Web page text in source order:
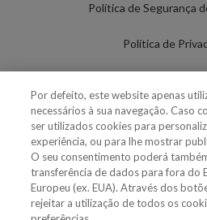
Política de Segurança
Política de
Política de
Definições de
Uso Fraudulento
Por defeito, este website apenas
necessários à sua navegação. Caso
ser utilizados cookies para
experiência, ou para lhe mostrar
O seu consentimento poderá
transferência de dados para fora do
Europeu (ex. EUA). Através dos
rejeitar a utilização de todos os